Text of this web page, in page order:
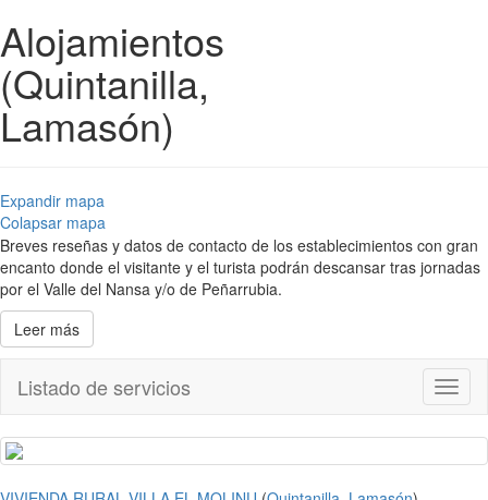
Alojamientos
(Quintanilla,
Lamasón)
Expandir mapa
Colapsar mapa
Breves reseñas y datos de contacto de los establecimientos con gran
encanto donde el visitante y el turista podrán descansar tras jornadas
por el Valle del Nansa y/o de Peñarrubia.
Leer más
Listado de servicios